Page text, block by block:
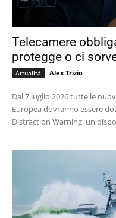
Telecamere
protegge o ci
Attualità Alex Trizio
Dal 7 luglio 2026 tutte le
Europea dovranno essere
Distraction Warning, un